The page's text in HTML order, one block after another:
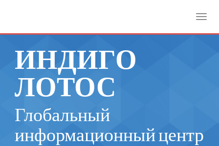
ИНДИГО
ЛОТОС
Глобальный
информационный центр